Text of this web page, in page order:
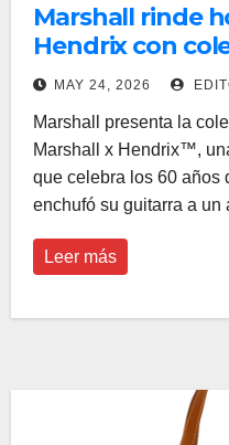
Marshall rinde
Hendrix con
aniversario de
MAY 24, 2026
Marshall presenta la
Marshall x Hendrix™,
que celebra los 60 años
enchufó su guitarra a
Leer más